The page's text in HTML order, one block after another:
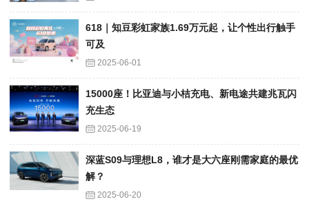
618｜知豆彩虹家族1.69万元起，让个性出行触手
可及
2025-06-01
15000座！比亚迪与小桔充电、新电途共建兆瓦闪
充生态
2025-06-19
深蓝S09与理想L8，谁才是大六座刚需家庭的最优
解？
2025-06-20